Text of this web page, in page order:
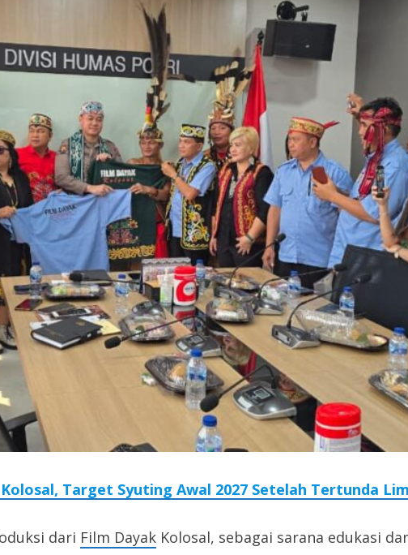
Target Syuting Awal 2027 Setelah Tertunda
dari Film Dayak Kolosal, sebagai sarana edukasi